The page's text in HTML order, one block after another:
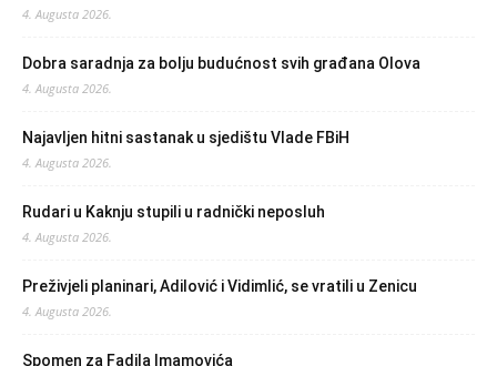
4. Augusta 2026.
Dobra saradnja za bolju budućnost svih građana Olova
4. Augusta 2026.
Najavljen hitni sastanak u sjedištu Vlade FBiH
4. Augusta 2026.
Rudari u Kaknju stupili u radnički neposluh
4. Augusta 2026.
Preživjeli planinari, Adilović i Vidimlić, se vratili u Zenicu
4. Augusta 2026.
Spomen za Fadila Imamovića